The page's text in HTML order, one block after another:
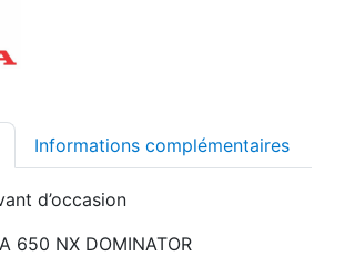
Informations complémentaires
d’occasion
650 NX DOMINATOR